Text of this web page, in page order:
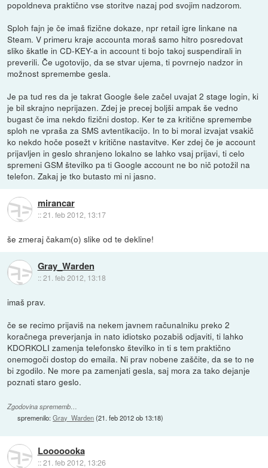
popoldneva praktično vse storitve nazaj pod svojim nadzorom.
Sploh fajn je če imaš fizične dokaze, npr retail igre linkane na
Steam. V primeru kraje accounta moraš samo hitro posredovat
sliko škatle in CD-KEY-a in account ti bojo takoj suspendirali in
preverili. Če ugotovijo, da se stvar ujema, ti povrnejo nadzor in
možnost spremembe gesla.
Je pa tud res da je takrat Google šele začel uvajat 2 stage login, ki
je bil skrajno neprijazen. Zdej je precej boljši ampak še vedno
bugast če ima nekdo fizični dostop. Ker te za kritične spremembe
sploh ne vpraša za SMS avtentikacijo. In to bi moral izvajat vsakič
ko nekdo hoče posežt v kritične nastavitve. Ker zdej če je account
prijavljen in geslo shranjeno lokalno se lahko vsaj prijavi, ti celo
spremeni GSM številko pa ti Google account ne bo nič potožil na
telefon. Zakaj je tko butasto mi ni jasno.
mirancar
::21. feb 2012, 13:17
še zmeraj čakam(o) slike od te dekline!
Gray_Warden
::21. feb 2012, 13:18
imaš prav.
če se recimo prijaviš na nekem javnem računalniku preko 2
koračnega preverjanja in nato idiotsko pozabiš odjaviti, ti lahko
KDORKOLI zamenja telefonsko številko in ti s tem praktično
onemogoči dostop do emaila. Ni prav nobene zaščite, da se to ne
bi zgodilo. Ne more pa zamenjati gesla, saj mora za tako dejanje
poznati staro geslo.
Zgodovina sprememb…
spremenilo:Gray_Warden(21. feb 2012 ob 13:18)
Looooooka
::21. feb 2012, 13:26